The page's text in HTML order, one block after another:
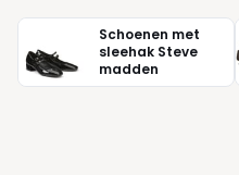
Schoenen met
sleehak Steve
madden